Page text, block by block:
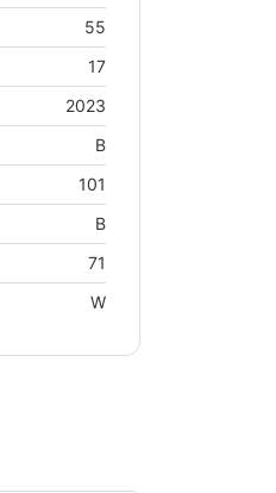
55
17
2023
B
101
B
71
W